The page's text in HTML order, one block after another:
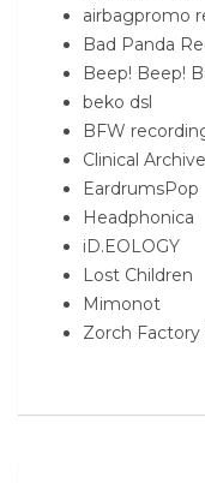
airbagpromo
Bad Panda
Beep! Beep!
beko dsl
BFW
Clinical
EardrumsPop
Headphonica
iD.EOLOGY
Lost Children
Mimonot
Zorch Factory